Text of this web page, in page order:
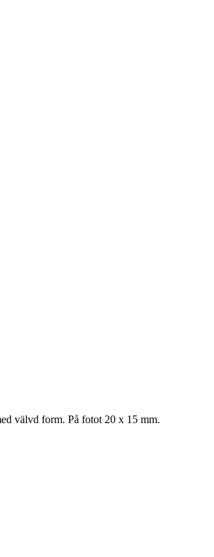
välvd form. På fotot 20 x 15 mm.